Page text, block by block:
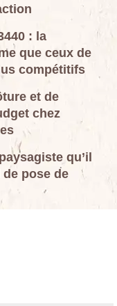
: la
que ceux de
compétitifs
et de
chez
qu’il
pose de